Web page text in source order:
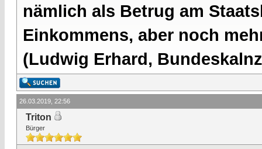
nämlich als Betrug am
Einkommens, aber noch
(Ludwig Erhard,
26.03.2019, 22:56
Triton
Bürger